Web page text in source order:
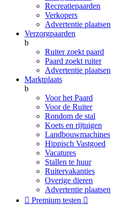
Recreatiepaarden
Verkopers
Advertentie plaatsen
Verzorgpaarden
b
Ruiter zoekt paard
Paard zoekt ruiter
Advertentie plaatsen
Marktplaats
b
Voor het Paard
Voor de Ruiter
Rondom de stal
Koets en rijtuigen
Landbouwmachines
Hippisch Vastgoed
Vacatures
Stallen te huur
Ruitervakanties
Overige dieren
Advertentie plaatsen
 Premium testen 